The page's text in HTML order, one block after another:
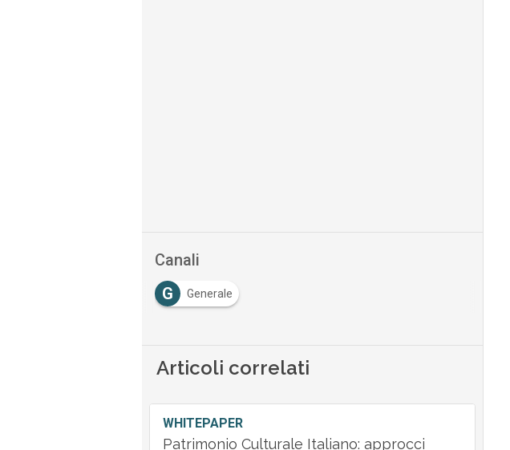
Canali
G
Generale
Articoli correlati
WHITEPAPER
Patrimonio Culturale Italiano: approcci